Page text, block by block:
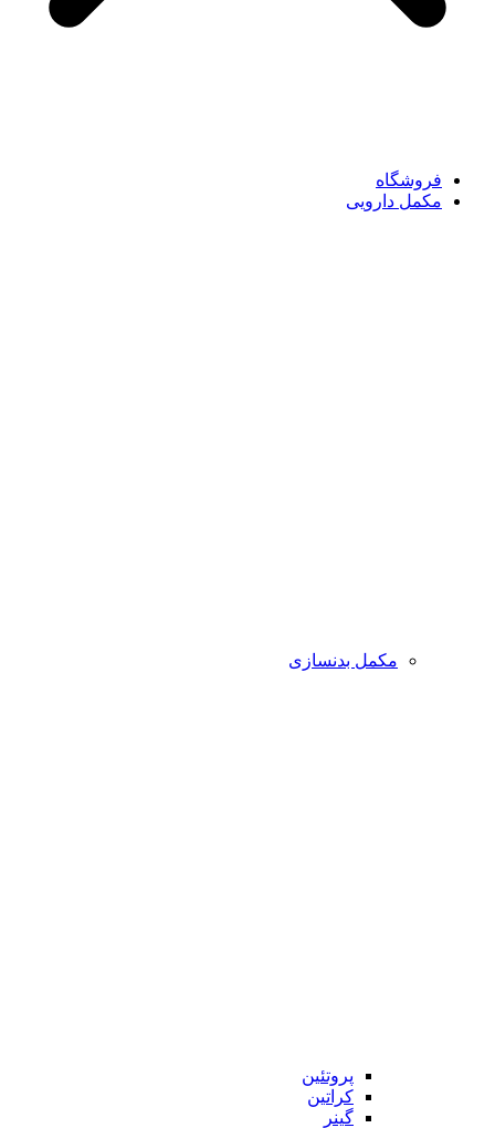
فروشگاه
مکمل دارویی
مکمل بدنسازی
پروتئین
کراتین
گینر